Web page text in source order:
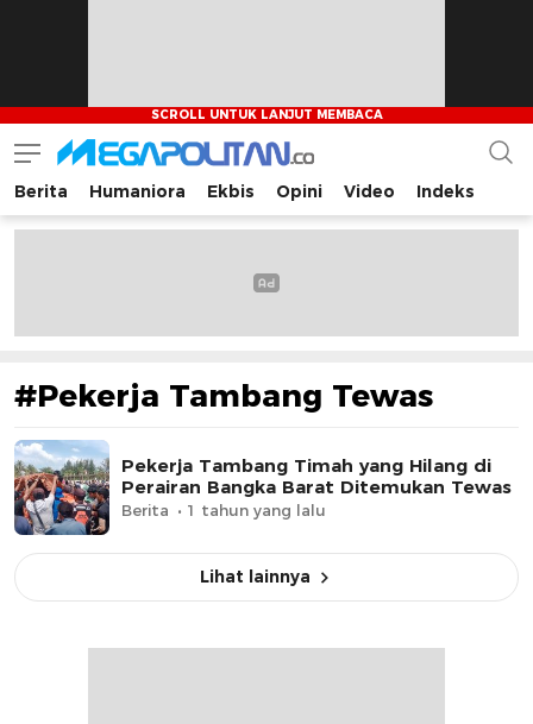
Megapolitan.co
Menyajikan berita-berita fakta bagi pembaca
Berita Humaniora Ekbis Opini Video Indeks
#Pekerja Tambang Tewas
Pekerja Tambang Timah yang Hilang di
Perairan Bangka Barat Ditemukan Tewas
Berita 1 tahun yang lalu
Lihat lainnya